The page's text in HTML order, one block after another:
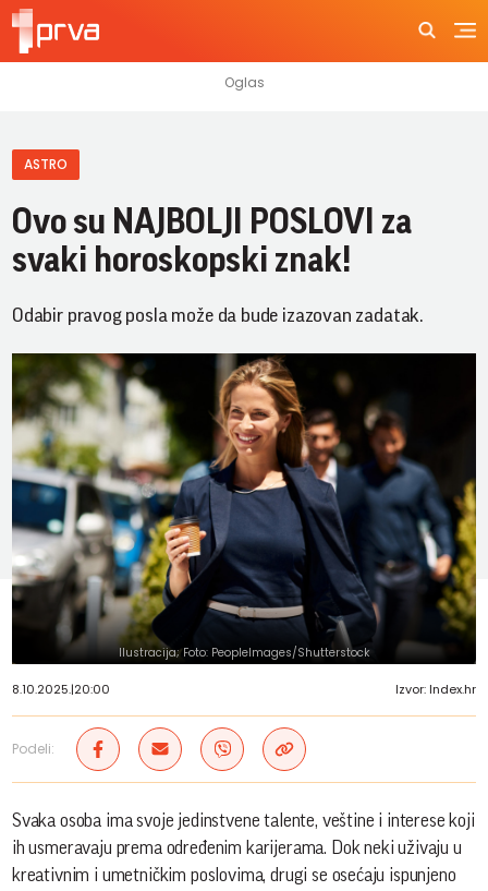
ASTRO
Ovo su NAJBOLJI POSLOVI za
svaki horoskopski znak!
Odabir pravog posla može da bude izazovan zadatak.
Ilustracija; Foto: PeopleImages/Shutterstock
8.10.2025.|20:00 Izvor: Index.hr
Podeli:
Svaka osoba ima svoje jedinstvene talente, veštine i interese koji
ih usmeravaju prema određenim karijerama. Dok neki uživaju u
kreativnim i umetničkim poslovima, drugi se osećaju ispunjeno